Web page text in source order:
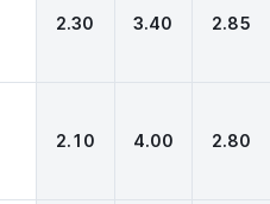
2.30 3.40 2.85
2.10 4.00 2.80